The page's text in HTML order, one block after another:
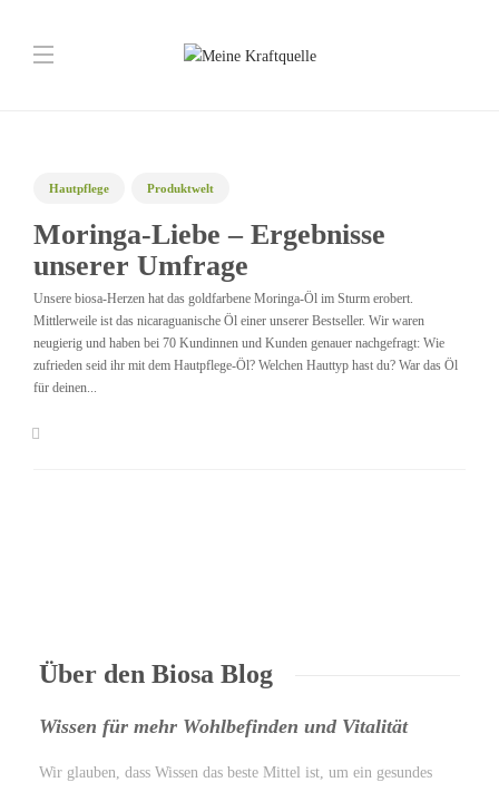
Hautpflege Produktwelt
Moringa-Liebe – Ergebnisse
unserer Umfrage
Unsere biosa-Herzen hat das goldfarbene Moringa-Öl im Sturm erobert.
Mittlerweile ist das nicaraguanische Öl einer unserer Bestseller. Wir waren
neugierig und haben bei 70 Kundinnen und Kunden genauer nachgefragt: Wie
zufrieden seid ihr mit dem Hautpflege-Öl? Welchen Hauttyp hast du? War das Öl
für deinen...
Über den Biosa Blog
Wissen für mehr Wohlbefinden und Vitalität
Wir glauben, dass Wissen das beste Mittel ist, um ein gesundes